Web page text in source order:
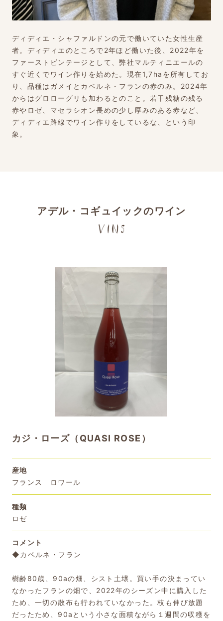
ディディエ・シャファルドンの元で働いていた女性生産
者。ディディエのところで2年ほど働いた後、2022年を
ファーストビンテージとして、弊社マルティニエールの
すぐ近くでワイン作りを始めた。現在1,7haを所有してお
り、品種はガメイとカベルネ・フランの赤のみ。2024年
からはグロローグリも加わるとのこと。若干残糖の残る
赤やロゼ、マセラシオン長めの少し厚みのある赤など、
ディディエ路線でワイン作りをしているな、という印
象。
アデル・コギュイックのワイン
カジ・ローズ（QUASI ROSE）
産地
フランス ロワール
種類
ロゼ
コメント
◆カベルネ・フラン
樹齢80歳、90aの畑、シスト土壌。買い手の決まってい
なかったフランの畑で、2022年のシーズン中に購入した
ため、一切の散布も行われていなかった。枝も伸び放題
だったため、90aという小さな面積ながら１週間の収穫を